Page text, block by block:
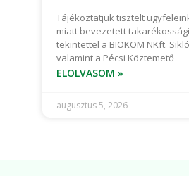
Tájékoztatjuk tisztelt
miatt bevezetett
tekintettel a BIOKOM NKft.
valamint a Pécsi Köztemető
ELOLVASOM »
augusztus 5, 2026